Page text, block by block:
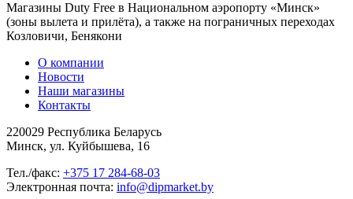
Магазины Duty Free в Национальном аэропорту «Минск»
(зоны вылета и прилёта), а также на пограничных переходах
Козловичи, Бенякони
О компании
Новости
Наши магазины
Контакты
220029 Республика Беларусь
Минск, ул. Куйбышева, 16
Тел./факс: +375 17 284-68-03
Электронная почта: info@dipmarket.by